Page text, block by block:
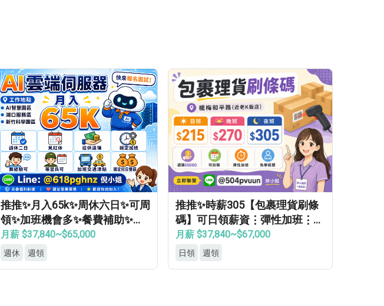
推推✨月入65k✨周休六日✨可周
領✨加班機會多✨餐費補助✨免
費機車位✨無經驗可
月薪 $37,840~$65,000
週休 週領
推推✨時薪305【包裹理貨刷條
碼】可日領薪資⋮彈性加班⋮免
健檢⋮免無塵⋮免學經驗⍢
月薪 $37,840~$67,000
日領 週領